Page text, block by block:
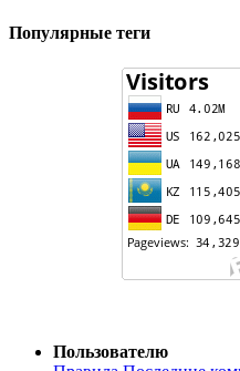
Популярные теги
Пользователю